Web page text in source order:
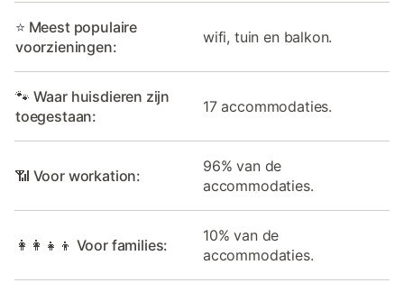
⭐ Meest populaire
voorzieningen:
wifi, tuin en balkon.
🐾 Waar huisdieren zijn
toegestaan:
17 accommodaties.
📶 Voor workation:
96% van de
accommodaties.
👩‍👩‍👧‍👦 Voor families:
10% van de
accommodaties.